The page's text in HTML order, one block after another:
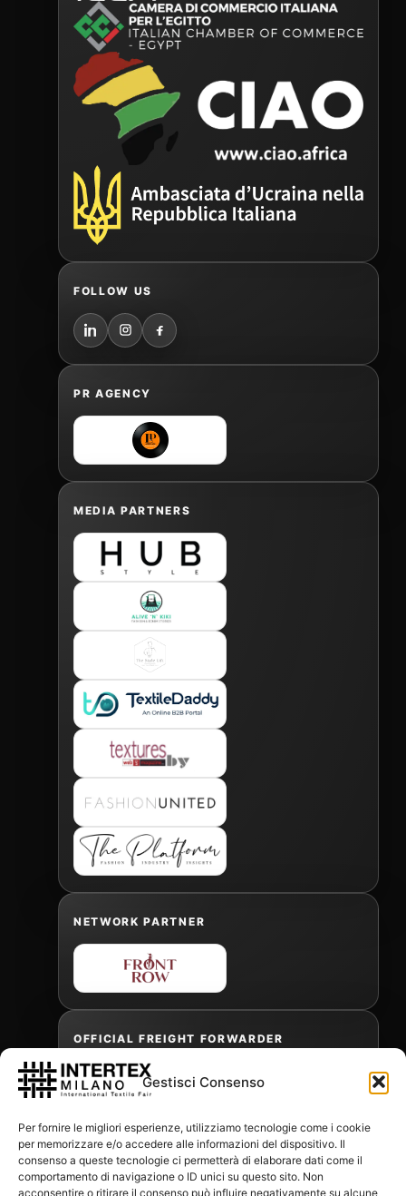
Gestisci Consenso
Per fornire le migliori esperienze, utilizziamo tecnologie come i cookie
per memorizzare e/o accedere alle informazioni del dispositivo. Il
consenso a queste tecnologie ci permetterà di elaborare dati come il
comportamento di navigazione o ID unici su questo sito. Non
acconsentire o ritirare il consenso può influire negativamente su alcune
FOLLOW US
PR AGENCY
MEDIA PARTNERS
NETWORK PARTNER
OFFICIAL FREIGHT FORWARDER
gabrielea@isped.com